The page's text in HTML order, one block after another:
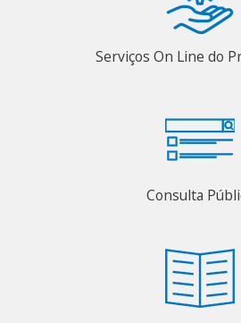
Serviços On Line do
Consulta